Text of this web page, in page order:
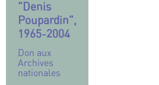
"Denis
Poupardin",
1965-2004
Don aux
Archives
nationales